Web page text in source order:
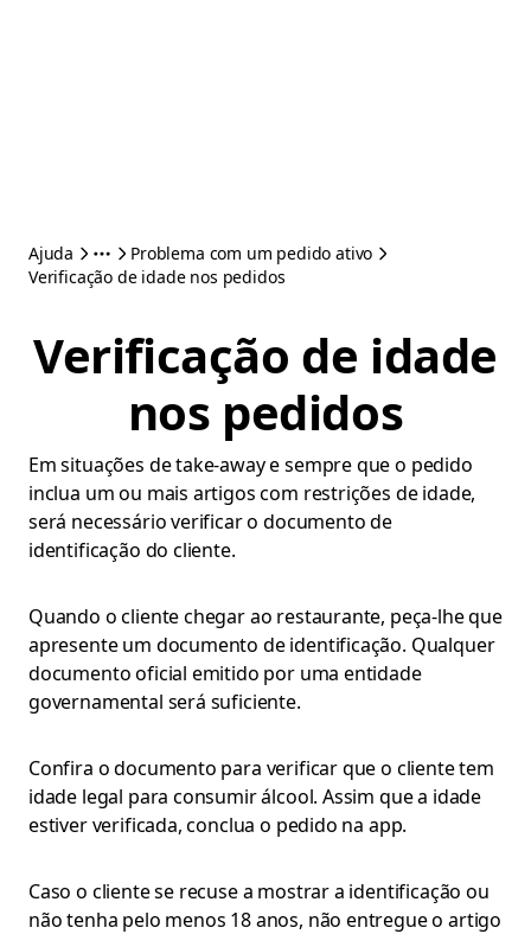
Ajuda
Problema com um pedido ativo
Verificação de idade nos pedidos
Verificação de idade
nos pedidos
Em situações de take-away e sempre que o pedido
inclua um ou mais artigos com restrições de idade,
será necessário verificar o documento de
identificação do cliente.
Quando o cliente chegar ao restaurante, peça-lhe que
apresente um documento de identificação. Qualquer
documento oficial emitido por uma entidade
governamental será suficiente.
Confira o documento para verificar que o cliente tem
idade legal para consumir álcool. Assim que a idade
estiver verificada, conclua o pedido na app.
Caso o cliente se recuse a mostrar a identificação ou
não tenha pelo menos 18 anos, não entregue o artigo